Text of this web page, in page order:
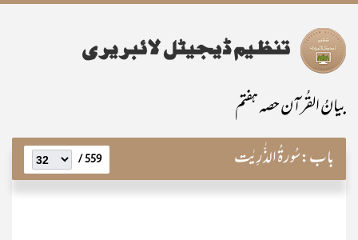
بیانُ القُرآن حصہ ہفتم
باب:سُورۃُ الذّٰرِیٰت 559 /